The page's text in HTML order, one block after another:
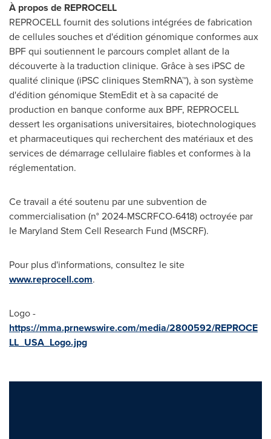
À propos de REPROCELL
REPROCELL fournit des solutions intégrées de fabrication
de cellules souches et d'édition génomique conformes aux
BPF qui soutiennent le parcours complet allant de la
découverte à la traduction clinique. Grâce à ses iPSC de
qualité clinique (iPSC cliniques StemRNA™), à son système
d'édition génomique StemEdit et à sa capacité de
production en banque conforme aux BPF, REPROCELL
dessert les organisations universitaires, biotechnologiques
et pharmaceutiques qui recherchent des matériaux et des
services de démarrage cellulaire fiables et conformes à la
réglementation.
Ce travail a été soutenu par une subvention de
commercialisation (n° 2024-MSCRFCO-6418) octroyée par
le Maryland Stem Cell Research Fund (MSCRF).
Pour plus d'informations, consultez le site
www.reprocell.com.
Logo -
https://mma.prnewswire.com/media/2800592/REPROCE
LL_USA_Logo.jpg